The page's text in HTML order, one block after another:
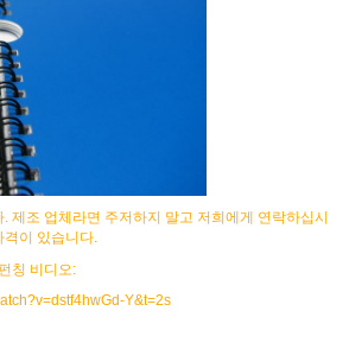
제조 업체라면 주저하지 말고 저희에게 연락하십시
격이 있습니다.
칭 비디오:
Y&t=2s